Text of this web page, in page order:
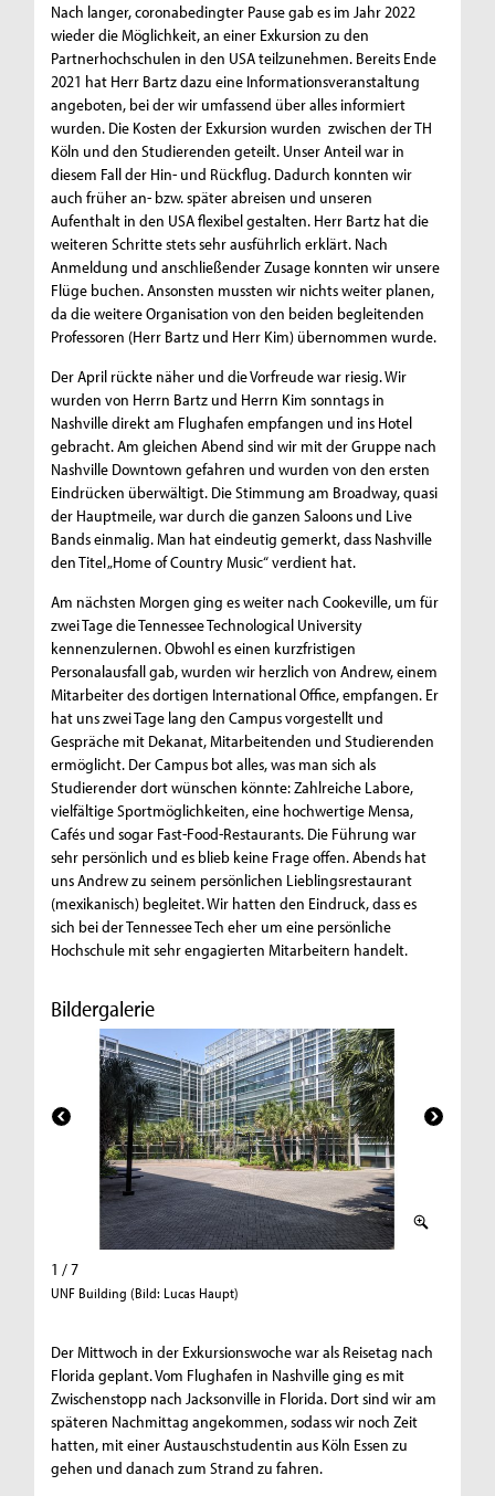
Nach langer, coronabedingter Pause gab es im Jahr 2022
wieder die Möglichkeit, an einer Exkursion zu den
Partnerhochschulen in den USA teilzunehmen. Bereits Ende
2021 hat Herr Bartz dazu eine Informationsveranstaltung
angeboten, bei der wir umfassend über alles informiert
wurden. Die Kosten der Exkursion wurden zwischen der TH
Köln und den Studierenden geteilt. Unser Anteil war in
diesem Fall der Hin- und Rückflug. Dadurch konnten wir
auch früher an- bzw. später abreisen und unseren
Aufenthalt in den USA flexibel gestalten. Herr Bartz hat die
weiteren Schritte stets sehr ausführlich erklärt. Nach
Anmeldung und anschließender Zusage konnten wir unsere
Flüge buchen. Ansonsten mussten wir nichts weiter planen,
da die weitere Organisation von den beiden begleitenden
Professoren (Herr Bartz und Herr Kim) übernommen wurde.
Der April rückte näher und die Vorfreude war riesig. Wir
wurden von Herrn Bartz und Herrn Kim sonntags in
Nashville direkt am Flughafen empfangen und ins Hotel
gebracht. Am gleichen Abend sind wir mit der Gruppe nach
Nashville Downtown gefahren und wurden von den ersten
Eindrücken überwältigt. Die Stimmung am Broadway, quasi
der Hauptmeile, war durch die ganzen Saloons und Live
Bands einmalig. Man hat eindeutig gemerkt, dass Nashville
den Titel „Home of Country Music“ verdient hat.
Am nächsten Morgen ging es weiter nach Cookeville, um für
zwei Tage die Tennessee Technological University
kennenzulernen. Obwohl es einen kurzfristigen
Personalausfall gab, wurden wir herzlich von Andrew, einem
Mitarbeiter des dortigen International Office, empfangen. Er
hat uns zwei Tage lang den Campus vorgestellt und
Gespräche mit Dekanat, Mitarbeitenden und Studierenden
ermöglicht. Der Campus bot alles, was man sich als
Studierender dort wünschen könnte: Zahlreiche Labore,
vielfältige Sportmöglichkeiten, eine hochwertige Mensa,
Cafés und sogar Fast-Food-Restaurants. Die Führung war
sehr persönlich und es blieb keine Frage offen. Abends hat
uns Andrew zu seinem persönlichen Lieblingsrestaurant
(mexikanisch) begleitet. Wir hatten den Eindruck, dass es
sich bei der Tennessee Tech eher um eine persönliche
Hochschule mit sehr engagierten Mitarbeitern handelt.
Bildergalerie
1 / 7
UNF Building (Bild: Lucas Haupt)
Der Mittwoch in der Exkursionswoche war als Reisetag nach
Florida geplant. Vom Flughafen in Nashville ging es mit
Zwischenstopp nach Jacksonville in Florida. Dort sind wir am
späteren Nachmittag angekommen, sodass wir noch Zeit
hatten, mit einer Austauschstudentin aus Köln Essen zu
gehen und danach zum Strand zu fahren.